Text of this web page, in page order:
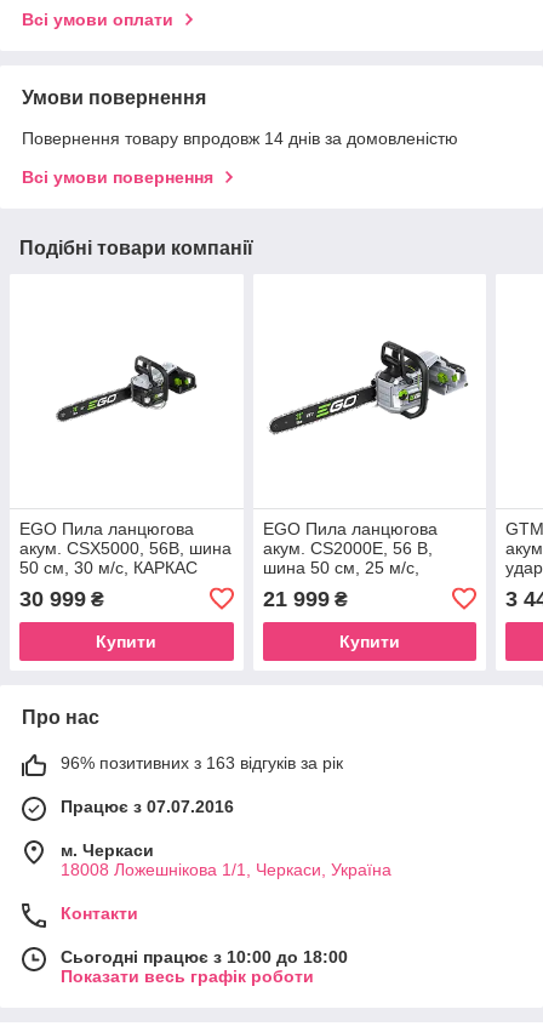
Всі умови оплати
Умови повернення
Повернення товару впродовж 14 днів за домовленістю
Всі умови повернення
Подібні товари компанії
EGO Пила ланцюгова
акум. CSX5000, 56В, шина
50 см, 30 м/с, КАРКАС
30 999 ₴
Купити
EGO Пила ланцюгова
акум. CS2000E, 56 В,
шина 50 см, 25 м/с,
КАРКАС (без АКБ ДІ ЗП)
21 999₴
Купити
3
Про нас
96% позитивних з 163 відгуків за рік
Працює з 07.07.2016
м. Черкаси
18008 Ложешнікова 1/1, Черкаси, Україна
Контакти
Сьогодні працює з 10:00 до 18:00
Показати весь графік роботи